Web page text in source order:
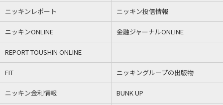
ニッキンレポート ニッキン投信情報
ニッキンONLINE 金融ジャーナルONLINE
REPORT TOUSHIN ONLINE
FIT ニッキングループの出版物
ニッキン金利情報 BUNK UP